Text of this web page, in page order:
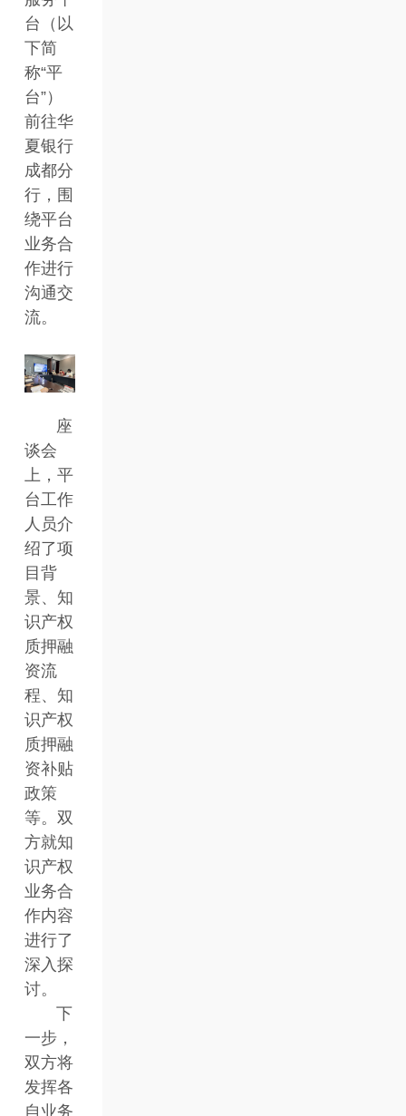
台（以
下简
称“平
台”）
前往华
夏银行
成都分
行，围
绕平台
业务合
作进行
沟通交
流。
座
谈会
上，平
台工作
人员介
绍了项
目背
景、知
识产权
质押融
资流
程、知
识产权
质押融
资补贴
政策
等。双
方就知
识产权
业务合
作内容
进行了
深入探
讨。
下
一步，
双方将
发挥各
自业务